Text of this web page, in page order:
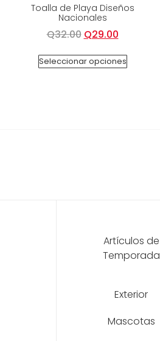
Toalla de Playa Diseños
Nacionales
Q32.00 Q29.00
Seleccionar opciones
Artículos de
Temporada
Exterior
Mascotas